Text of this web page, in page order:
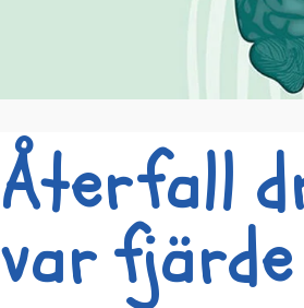
Återfall
var fjärde